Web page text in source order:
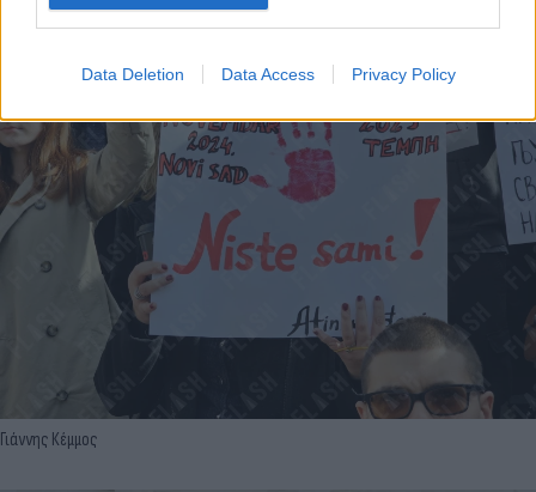
Data Deletion Data Access Privacy Policy
Γιάννης Κέμμος